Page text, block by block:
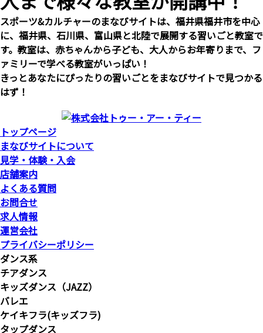
スポーツ&カルチャーのまなびサイトは、福井県福井市を中心
に、福井県、石川県、富山県と北陸で展開する習いごと教室で
す。教室は、赤ちゃんから子ども、大人からお年寄りまで、フ
ァミリーで学べる教室がいっぱい！
きっとあなたにぴったりの習いごとをまなびサイトで見つかる
はず！
トップページ
まなびサイトについて
見学・体験・入会
店舗案内
よくある質問
お問合せ
求人情報
運営会社
プライバシーポリシー
ダンス系
チアダンス
キッズダンス（JAZZ）
バレエ
ケイキフラ(キッズフラ)
タップダンス